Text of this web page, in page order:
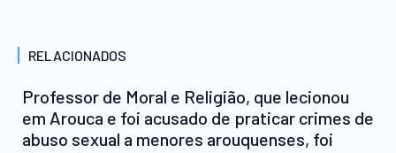
RELACIONADOS
Professor de Moral e Religião, que lecionou
em Arouca e foi acusado de praticar crimes de
abuso sexual a menores arouquenses, foi